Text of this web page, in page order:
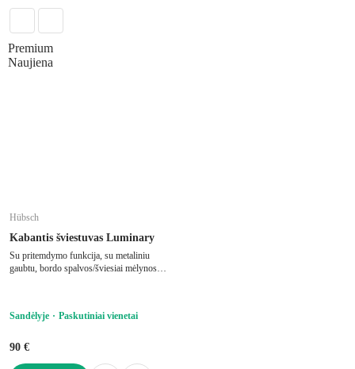
Premium
Naujiena
Hübsch
Kabantis šviestuvas Luminary
Su pritemdymo funkcija, su metaliniu
gaubtu, bordo spalvos/šviesiai mėlynos
Sandėlyje Paskutiniai vienetai
90 €